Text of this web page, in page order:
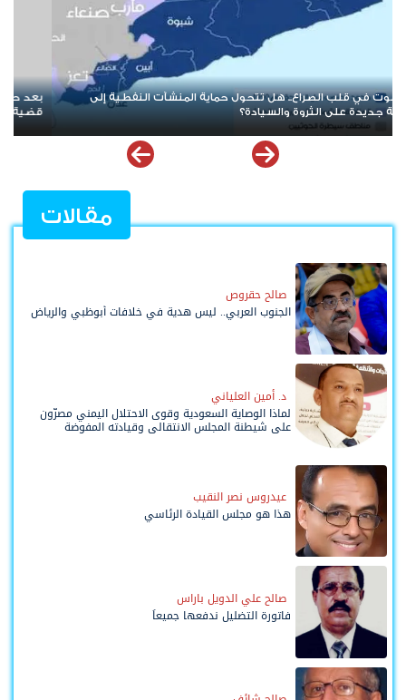
بعد حرب الممرات وتمدد الإرهاب.. هل يقترب العالم من إعادة قراءة
قضية شعب الجنوب؟
مقالات
صالح حقروص
الجنوب العربي.. ليس هدية في خلافات أبوظبي والرياض
د. أمين العلياني
لماذا الوصاية السعودية وقوى الاحتلال اليمني مصرّون
على شيطنة المجلس الانتقالي وقيادته المفوضة
عيدروس نصر النقيب
هذا هو مجلس القيادة الرئاسي
صالح علي الدويل باراس
فاتورة التضليل ندفعها جميعاً